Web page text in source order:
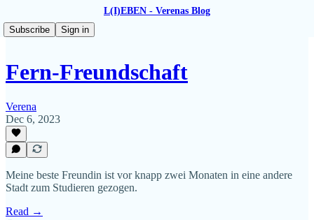
L(I)EBEN - Verenas Blog
Subscribe
Sign in
Fern-Freundschaft
Verena
Dec 6, 2023
Meine beste Freundin ist vor knapp zwei Monaten in eine andere
Stadt zum Studieren gezogen.
Read →